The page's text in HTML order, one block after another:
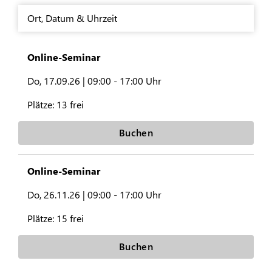
Ort, Datum & Uhrzeit
Online-Seminar
Do, 17.09.26 | 09:00 - 17:00 Uhr
Plätze: 13 frei
Buchen
Online-Seminar
Do, 26.11.26 | 09:00 - 17:00 Uhr
Plätze: 15 frei
Buchen